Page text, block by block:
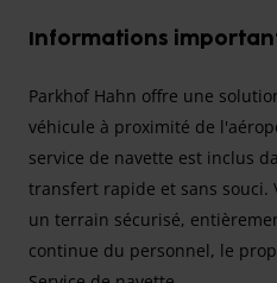
Informations
Parkhof Hahn offre une
véhicule à proximité de
service de navette est inclus
transfert rapide et sans souci.
un terrain sécurisé,
continue du personnel, le